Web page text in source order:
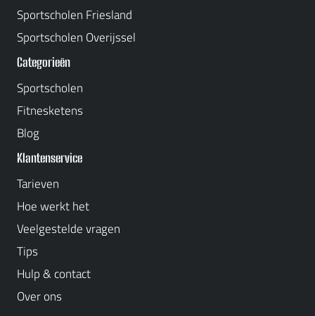
Sportscholen Friesland
Sportscholen Overijssel
Categorieën
Sportscholen
Fitnesketens
Blog
Klantenservice
Tarieven
Hoe werkt het
Veelgestelde vragen
Tips
Hulp & contact
Over ons